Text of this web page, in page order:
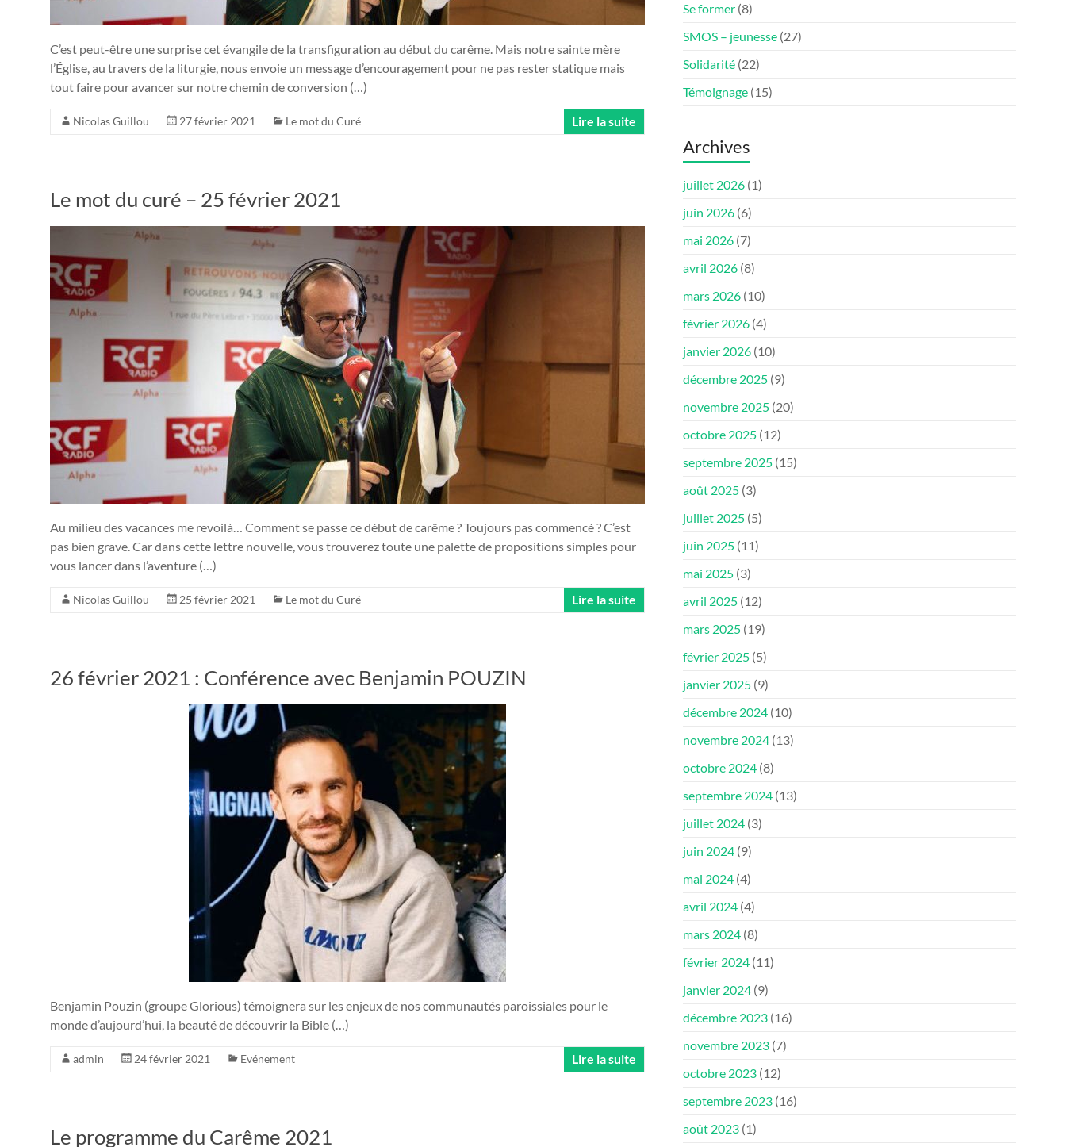
C’est peut-être une surprise cet évangile de la transfiguration au début du carême. Mais notre sainte mère
l’Église, au travers de la liturgie, nous envoie un message d’encouragement pour ne pas rester statique mais
tout faire pour avancer sur notre chemin de conversion (…)
Nicolas Guillou 27 février 2021 Le mot du Curé Lire la suite
Le mot du curé – 25 février 2021
Au milieu des vacances me revoilà… Comment se passe ce début de carême ? Toujours pas commencé ? C’est
pas bien grave. Car dans cette lettre nouvelle, vous trouverez toute une palette de propositions simples pour
vous lancer dans l’aventure (…)
Nicolas Guillou 25 février 2021 Le mot du Curé Lire la suite
26 février 2021 : Conférence avec Benjamin POUZIN
Benjamin Pouzin (groupe Glorious) témoignera sur les enjeux de nos communautés paroissiales pour le
monde d’aujourd’hui, la beauté de découvrir la Bible (…)
admin 24 février 2021 Evénement Lire la suite
Le programme du Carême 2021
Se former (8)
SMOS – jeunesse (27)
Solidarité (22)
Témoignage (15)
Archives
juillet 2026 (1)
juin 2026 (6)
mai 2026 (7)
avril 2026 (8)
mars 2026 (10)
février 2026 (4)
janvier 2026 (10)
décembre 2025 (9)
novembre 2025 (20)
octobre 2025 (12)
septembre 2025 (15)
août 2025 (3)
juillet 2025 (5)
juin 2025 (11)
mai 2025 (3)
avril 2025 (12)
mars 2025 (19)
février 2025 (5)
janvier 2025 (9)
décembre 2024 (10)
novembre 2024 (13)
octobre 2024 (8)
septembre 2024 (13)
juillet 2024 (3)
juin 2024 (9)
mai 2024 (4)
avril 2024 (4)
mars 2024 (8)
février 2024 (11)
janvier 2024 (9)
décembre 2023 (16)
novembre 2023 (7)
octobre 2023 (12)
septembre 2023 (16)
août 2023 (1)